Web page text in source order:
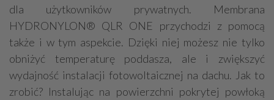
dla użytkowników prywatnych. Membrana
HYDRONYLON® QLR ONE przychodzi z pomocą
także i w tym aspekcie. Dzięki niej możesz nie tylko
obniżyć temperaturę poddasza, ale i zwiększyć
wydajność instalacji fotowoltaicznej na dachu. Jak to
zrobić? Instalując na powierzchni pokrytej powłoką